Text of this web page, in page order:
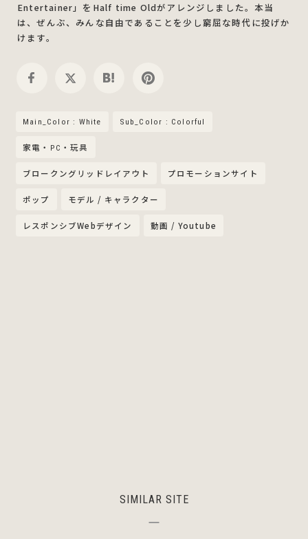
Entertainer」をHalf time Oldがアレンジしました。本当
は、ぜんぶ、みんな自由であることを少し窮屈な時代に投げか
けます。
Main_Color : White Sub_Color : Colorful
家電・PC・玩具
ブロークングリッドレイアウト プロモーションサイト
ポップ モデル / キャラクター
レスポンシブWebデザイン 動画 / Youtube
SIMILAR SITE